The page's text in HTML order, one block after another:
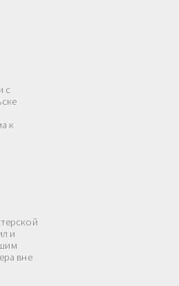
с
к
и
вне